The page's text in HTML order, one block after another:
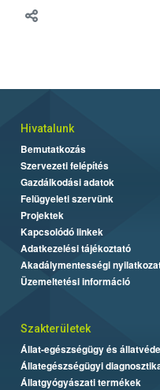
Hivatalunk
Bemutatkozás
Szervezeti felépítés
Gazdálkodási adatok
Felügyeleti szervünk
Projektek
Kapcsolódó linkek
Adatkezelési tájékoztató
Akadálymentességi
Üzemeltetési információ
Szakterületek
Állat-egészségügy és
Állategészségügyi
Állatgyógyászati termékek